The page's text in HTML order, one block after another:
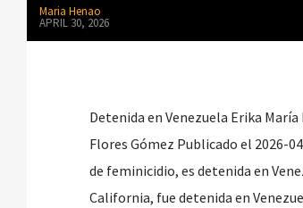
Maria Henao
APRIL 30, 2026
Detenida en Venezuela Erika
Flores Gómez Publicado el 2026-
de feminicidio, es detenida en
California, fue detenida en